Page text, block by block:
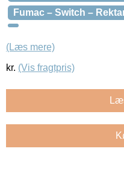
Fumac – Switch –
(Læs mere)
kr. (Vis fragtpris)